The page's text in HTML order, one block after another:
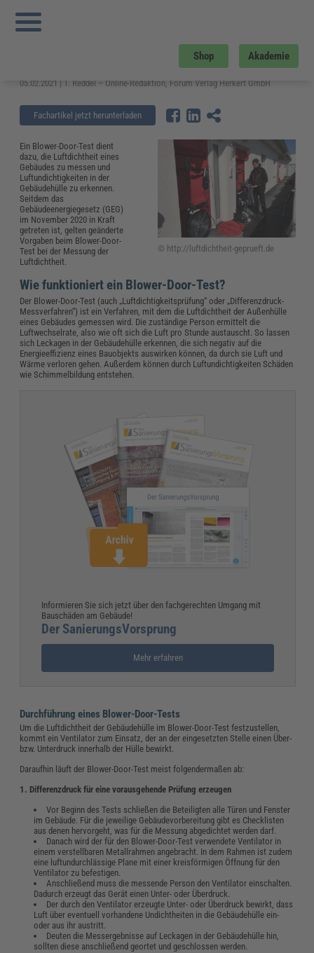
Shop Akademie
Sie sind hier:
Door-Test: Messung, Werte und Kosten
Blower-Door-Test: Messung, Werte
05.02.2021 | T. Reddel – Online-Redaktion, Forum Verlag Herkert GmbH
Fachartikel jetzt herunterladen
© http://luftdichtheit-geprueft.de
Ein Blower-Door-Test dient
dazu, die Luftdichtheit eines
Gebäudes zu messen und
Luftundichtigkeiten in der
Gebäudehülle zu erkennen.
Seitdem das
Gebäudeenergiegesetz (GEG)
im November 2020 in Kraft
getreten ist, gelten geänderte
Vorgaben beim Blower-Door-
Test bei der Messung der
Luftdichtheit.
Wie funktioniert ein Blower-Door-Test?
Der Blower-Door-Test (auch „Luftdichtigkeitsprüfung“ oder „Differenzdruck-
Messverfahren“) ist ein Verfahren, mit dem die Luftdichtheit der Außenhülle
eines Gebäudes gemessen wird. Die zuständige Person ermittelt die
Luftwechselrate, also wie oft sich die Luft pro Stunde austauscht. So lassen
sich Leckagen in der Gebäudehülle erkennen, die sich negativ auf die
Energieeffizienz eines Bauobjekts auswirken können, da durch sie Luft und
Wärme verloren gehen.Außerdem können durch Luftundichtigkeiten Schäden
wie Schimmelbildung entstehen.
Informieren Sie sich jetzt über den fachgerechten Umgang mit
Bauschäden am Gebäude!
Der SanierungsVorsprung
Mehr erfahren
Durchführung eines Blower-Door-Tests
Um die Luftdichtheitder Gebäudehülle im Blower-Door-Test festzustellen,
kommt ein Ventilator zum Einsatz, der an der eingesetzten Stelle einen Über-
bzw. Unterdruck innerhalb der Hülle bewirkt.
Daraufhin läuft der Blower-Door-Test meist folgendermaßen ab:
1. Differenzdruck für einevorausgehende Prüfung erzeugen
Vor Beginn des Tests schließen die Beteiligten alle Türen und Fenster
im Gebäude. Für die jeweilige Gebäudevorbereitung gibt es Checklisten
aus denen hervorgeht, was für die Messung abgedichtet werden darf.
Danach wird der für den Blower-Door-Test verwendete Ventilator in
einem verstellbaren Metallrahmen angebracht. In dem Rahmen ist zudem
eine luftundurchlässige Plane mit einer kreisförmigen Öffnung für den
Ventilator zu befestigen.
Anschließend muss die messende Person den Ventilator einschalten.
Dadurch erzeugt das Gerät einen Unter- oder Überdruck.
Der durch den Ventilator erzeugte Unter- oder Überdruck bewirkt, dass
Luft über eventuell vorhandene Undichtheiten in die Gebäudehülle ein-
oder aus ihr austritt.
Deuten die Messergebnisse auf Leckagen in der Gebäudehülle hin,
sollten diese anschließend geortet und geschlossen werden.